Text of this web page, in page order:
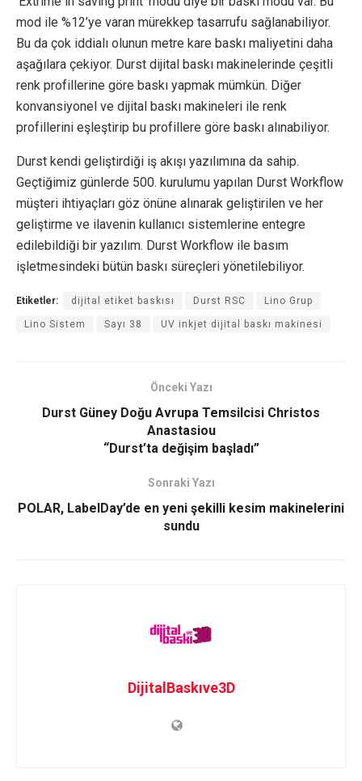
mod ile %12’ye varan mürekkep tasarrufu sağlanabiliyor.
Bu da çok iddialı olunun metre kare baskı maliyetini daha
aşağılara çekiyor. Durst dijital baskı makinelerinde çeşitli
renk profillerine göre baskı yapmak mümkün. Diğer
konvansiyonel ve dijital baskı makineleri ile renk
profillerini eşleştirip bu profillere göre baskı alınabiliyor.
Durst kendi geliştirdiği iş akışı yazılımına da sahip.
Geçtiğimiz günlerde 500. kurulumu yapılan Durst Workflow
müşteri ihtiyaçları göz önüne alınarak geliştirilen ve her
geliştirme ve ilavenin kullanıcı sistemlerine entegre
edilebildiği bir yazılım. Durst Workflow ile basım
işletmesindeki bütün baskı süreçleri yönetilebiliyor.
Etiketler: dijital etiket baskısı Durst RSC Lino Grup
Lino Sistem Sayı 38 UV inkjet dijital baskı makinesi
Önceki Yazı
Durst Güney Doğu Avrupa Temsilcisi Christos
Anastasiou
“Durst’ta değişim başladı”
Sonraki Yazı
POLAR, LabelDay’de en yeni şekilli kesim makinelerini
sundu
DijitalBaskıve3D